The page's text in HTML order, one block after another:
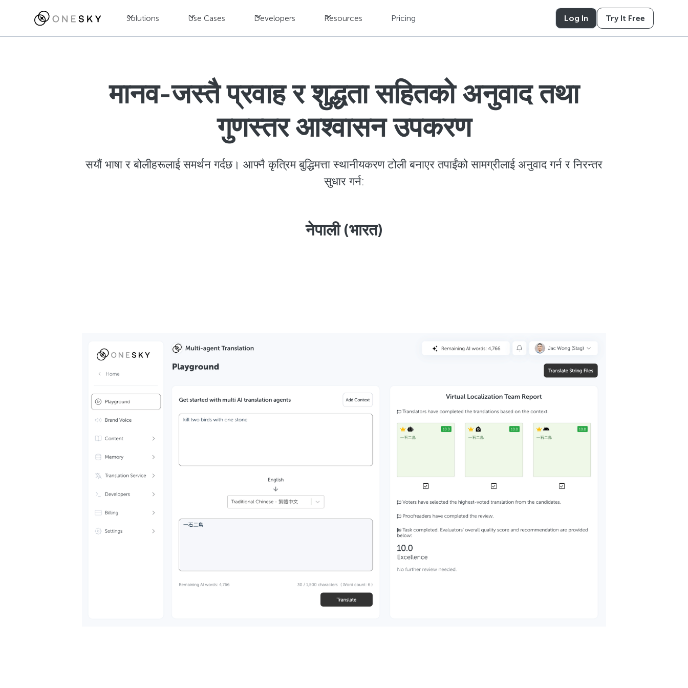
Solutions Use Cases Developers Resources Pricing Log In Try It Free
मानव-जस्तै प्रवाह र शुद्धता सहितको अनुवाद तथा
गुणस्तर आश्वासन उपकरण
सयौं भाषा र बोलीहरूलाई समर्थन गर्दछ। आफ्नै कृत्रिम बुद्धिमत्ता स्थानीयकरण टोली बनाएर तपाईंको सामग्रीलाई अनुवाद गर्न र निरन्तर
सुधार गर्न:
नेपाली (भारत)